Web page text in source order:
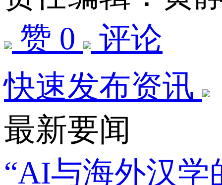
赞 0
评论
快速发布资讯
最新要闻
“AI与海外汉学